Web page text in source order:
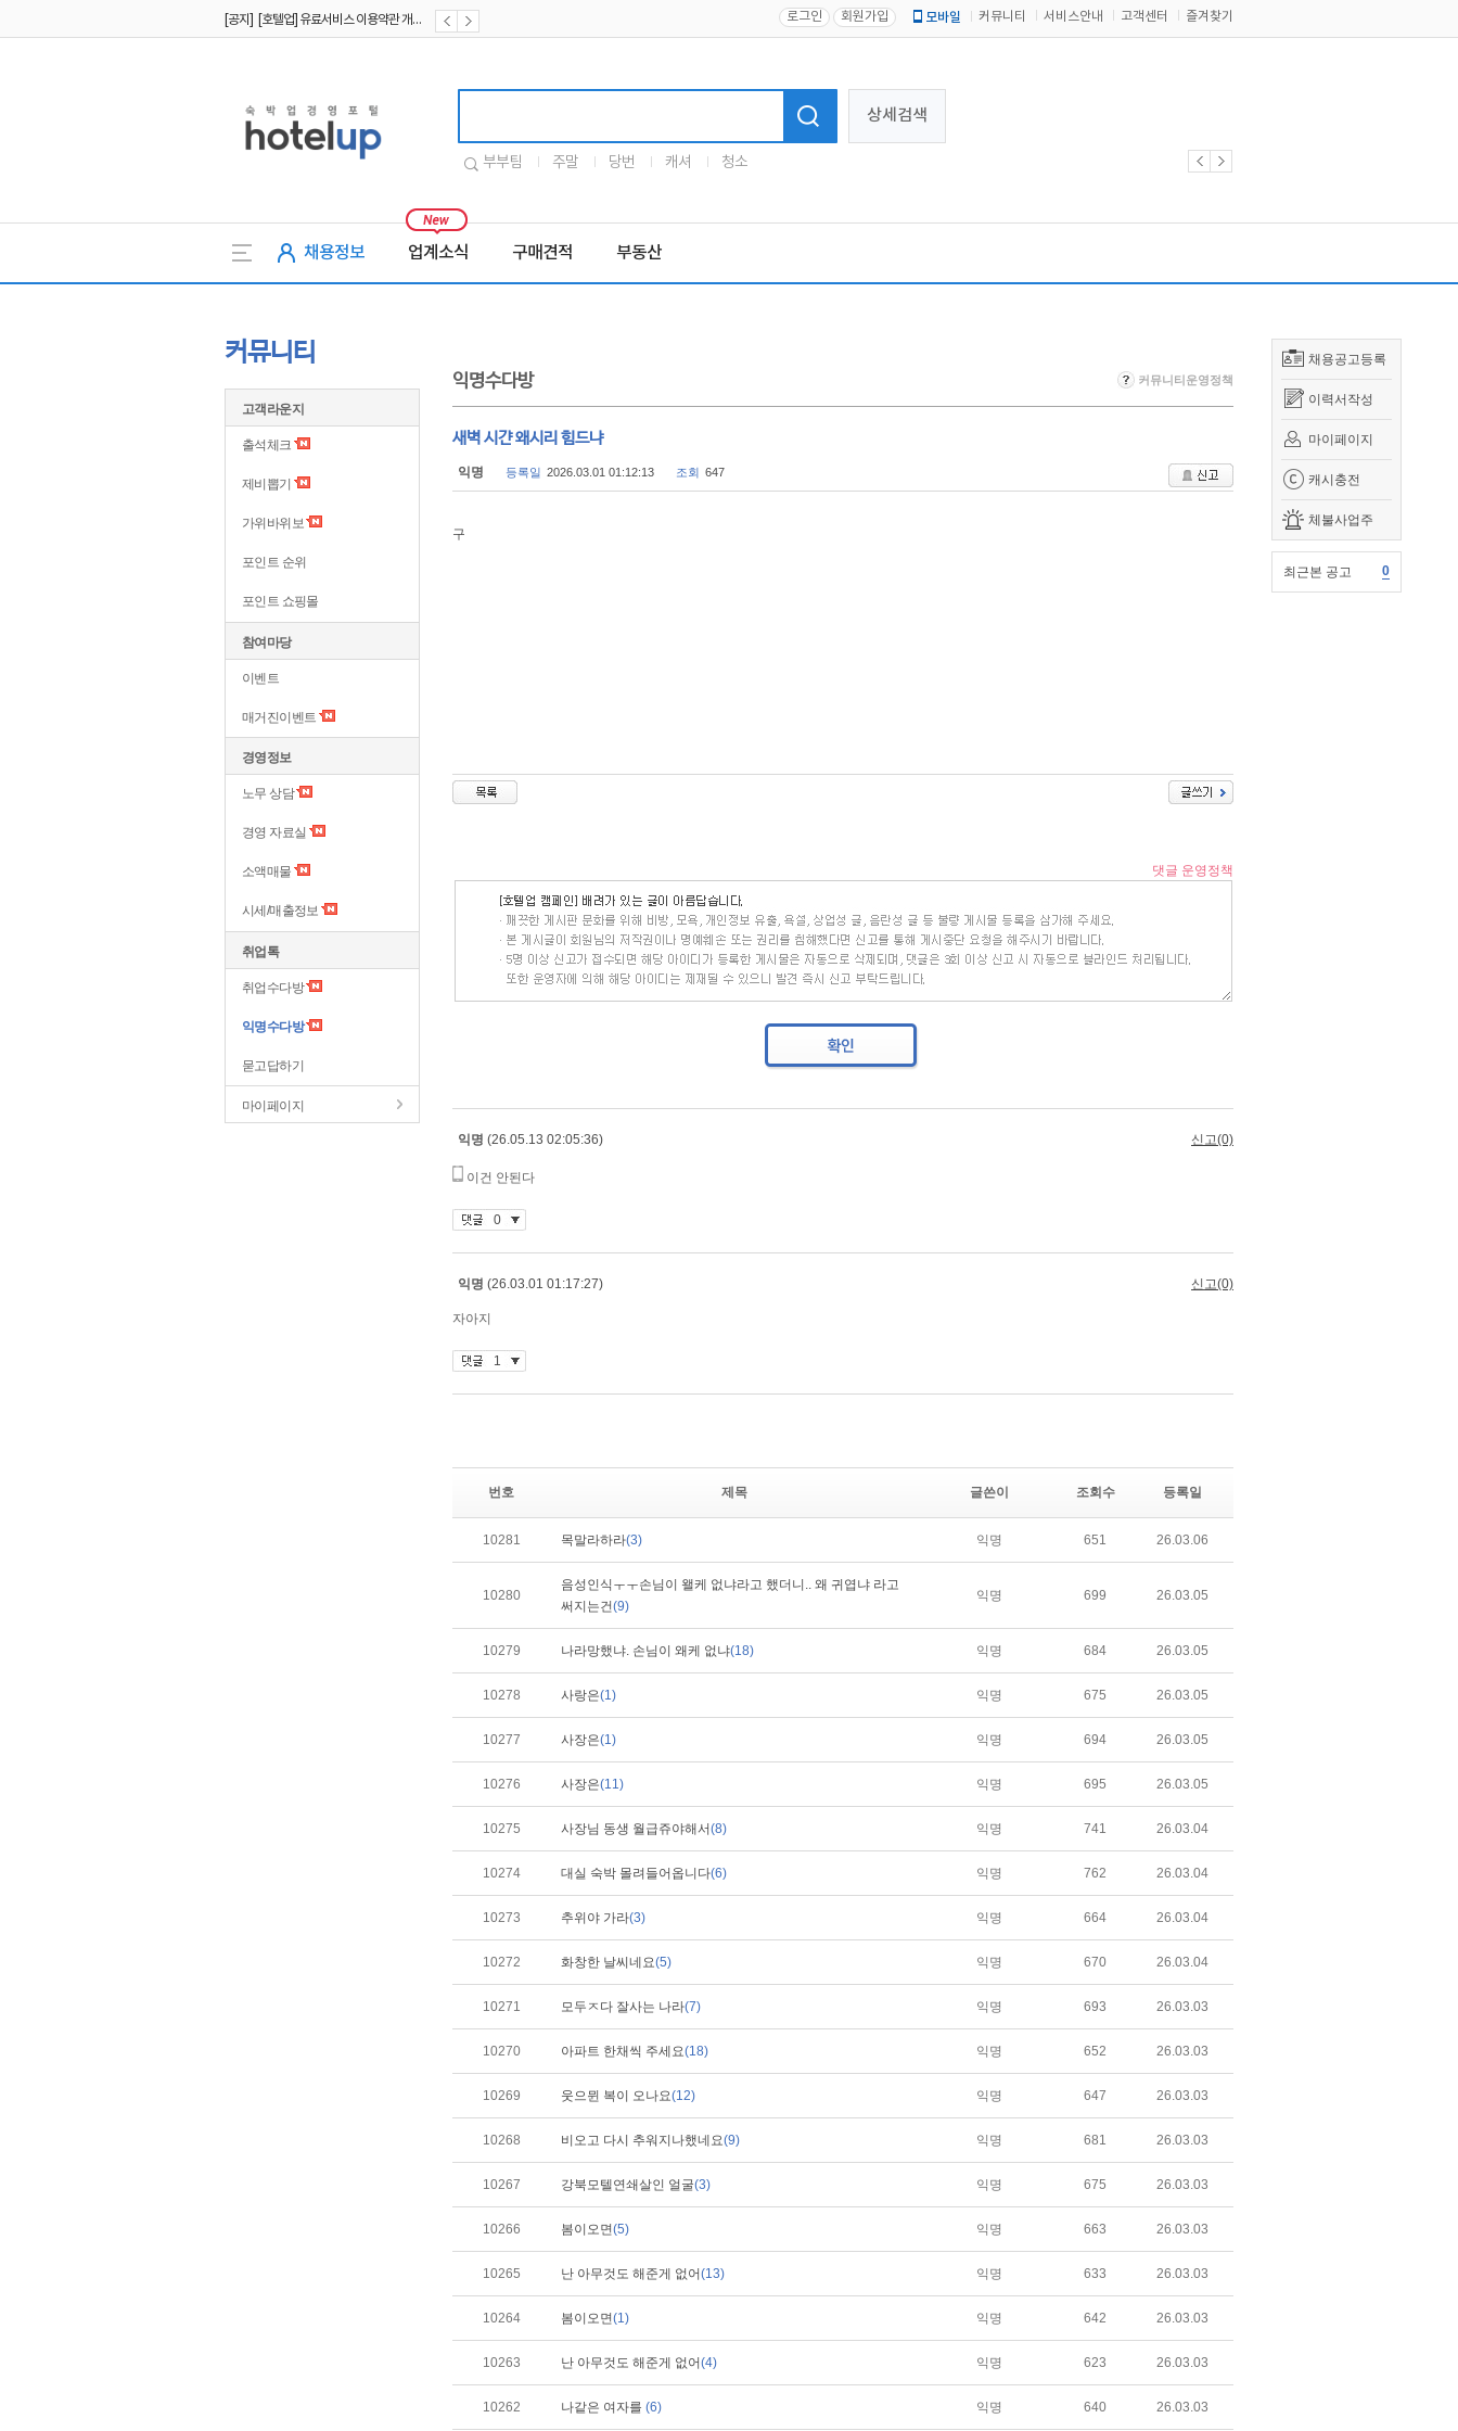
[공지] [호텔업] 유료서비스 이용약관 개정본2 (19.09.02) 로그인 회원가입 모바일 커뮤니티 서비스안내 고객센터 즐겨찾기
상세검색
부부팀 주말 당번 캐셔 청소
채용정보 업계소식 구매견적 부동산
채용공고등록
이력서작성
마이페이지
캐시충전
체불사업주
최근본 공고 0
커뮤니티
고객라운지
출석체크
제비뽑기
가위바위보
포인트 순위
포인트 쇼핑몰
참여마당
이벤트
매거진이벤트
경영정보
노무 상담
경영 자료실
소액매물
시세/매출정보
취업톡
취업수다방
익명수다방
묻고답하기
마이페이지
익명수다방 커뮤니티운영정책
새벽 시갼 왜시리 힘드냐
익명 등록일 2026.03.01 01:12:13 조회 647
구
번호 제목 글쓴이 조회수 등록일
10281 목말라하라(3) 익명 651 26.03.06
10280
음성인식ㅜㅜ손님이 왤케 없냐라고 했더니.. 왜 귀엽냐 라고
써지는건(9)
익명 699 26.03.05
10279 나라망했냐. 손님이 왜케 없냐(18) 익명 684 26.03.05
10278 사랑은(1) 익명 675 26.03.05
10277 사장은(1) 익명 694 26.03.05
10276 사장은(11) 익명 695 26.03.05
10275 사장님 동생 월급쥬야해서(8) 익명 741 26.03.04
10274 대실 숙박 몰려들어옵니다(6) 익명 762 26.03.04
10273 추위야 가라(3) 익명 664 26.03.04
10272 화창한 날씨네요(5) 익명 670 26.03.04
10271 모두ㅈ다 잘사는 나라(7) 익명 693 26.03.03
10270 아파트 한채씩 주세요(18) 익명 652 26.03.03
10269 웃으뮌 복이 오나요(12) 익명 647 26.03.03
10268 비오고 다시 추워지나했네요(9) 익명 681 26.03.03
10267 강북모텔연쇄살인 얼굴(3) 익명 675 26.03.03
10266 봄이오면(5) 익명 663 26.03.03
10265 난 아무것도 해준게 없어(13) 익명 633 26.03.03
10264 봄이오면(1) 익명 642 26.03.03
10263 난 아무것도 해준게 없어(4) 익명 623 26.03.03
10262 나같은 여자를 (6) 익명 640 26.03.03